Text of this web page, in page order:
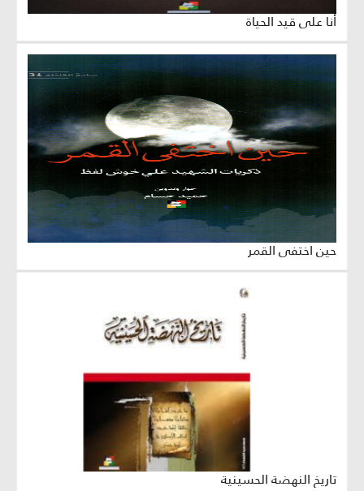
أنا على قيد الحياة
حين اختفى القمر
تاريخ النهضة الحسينية